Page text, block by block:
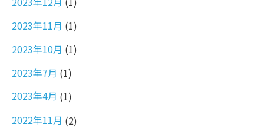
2023年11月 (1)
2023年10月 (1)
2023年7月 (1)
2023年4月 (1)
2022年11月 (2)